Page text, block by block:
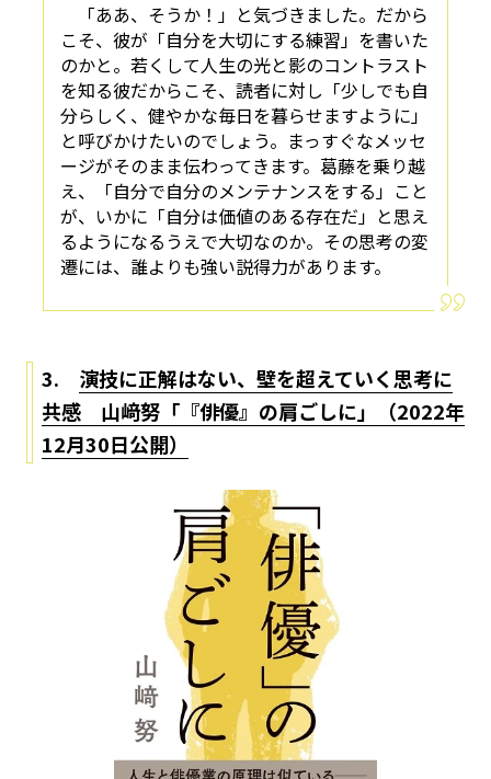
「ああ、そうか！」と気づきました。だから
こそ、彼が「自分を大切にする練習」を書いた
のかと。若くして人生の光と影のコントラスト
を知る彼だからこそ、読者に対し「少しでも自
分らしく、健やかな毎日を暮らせますように」
と呼びかけたいのでしょう。まっすぐなメッセ
ージがそのまま伝わってきます。葛藤を乗り越
え、「自分で自分のメンテナンスをする」こと
が、いかに「自分は価値のある存在だ」と思え
るようになるうえで大切なのか。その思考の変
遷には、誰よりも強い説得力があります。
3. 演技に正解はない、壁を超えていく思考に
共感 山﨑努「『俳優』の肩ごしに」（2022年
12月30日公開）